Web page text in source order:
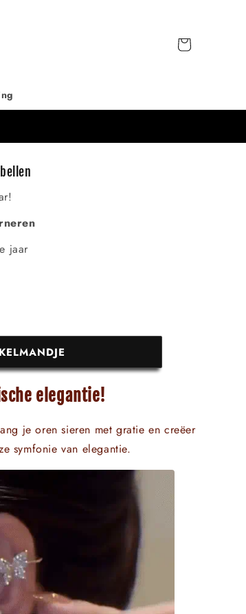
Winkelwagen
jaar
elegantie!
je oren sieren met gratie en creëer
symfonie van elegantie.